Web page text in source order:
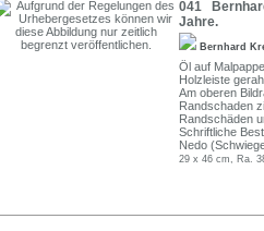
041
Jahre.
Bernhard
Öl auf
Holzleiste
Am oberen
Randschaden
Randschäden
Schriftliche
Nedo
29 x 46 cm, Ra.